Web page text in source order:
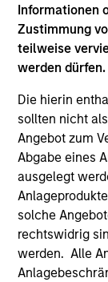
Informationen
Zustimmung
teilweise
werden dürfen.
Die hierin
sollten nicht
Angebot zum
Abgabe eines
ausgelegt
solche
rechtswidrig
werden. Alle
Managed
Access to
manager
solutions